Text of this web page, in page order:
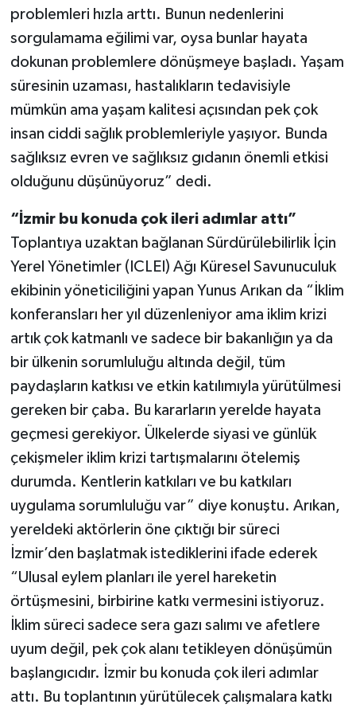
problemleri hızla arttı. Bunun nedenlerini
sorgulamama eğilimi var, oysa bunlar hayata
dokunan problemlere dönüşmeye başladı. Yaşam
süresinin uzaması, hastalıkların tedavisiyle
mümkün ama yaşam kalitesi açısından pek çok
insan ciddi sağlık problemleriyle yaşıyor. Bunda
sağlıksız evren ve sağlıksız gıdanın önemli etkisi
olduğunu düşünüyoruz” dedi.
“İzmir bu konuda çok ileri adımlar attı”
Toplantıya uzaktan bağlanan Sürdürülebilirlik İçin
Yerel Yönetimler (ICLEI) Ağı Küresel Savunuculuk
ekibinin yöneticiliğini yapan Yunus Arıkan da “İklim
konferansları her yıl düzenleniyor ama iklim krizi
artık çok katmanlı ve sadece bir bakanlığın ya da
bir ülkenin sorumluluğu altında değil, tüm
paydaşların katkısı ve etkin katılımıyla yürütülmesi
gereken bir çaba. Bu kararların yerelde hayata
geçmesi gerekiyor. Ülkelerde siyasi ve günlük
çekişmeler iklim krizi tartışmalarını ötelemiş
durumda. Kentlerin katkıları ve bu katkıları
uygulama sorumluluğu var” diye konuştu. Arıkan,
yereldeki aktörlerin öne çıktığı bir süreci
İzmir’den başlatmak istediklerini ifade ederek
“Ulusal eylem planları ile yerel hareketin
örtüşmesini, birbirine katkı vermesini istiyoruz.
İklim süreci sadece sera gazı salımı ve afetlere
uyum değil, pek çok alanı tetikleyen dönüşümün
başlangıcıdır. İzmir bu konuda çok ileri adımlar
attı. Bu toplantının yürütülecek çalışmalara katkı